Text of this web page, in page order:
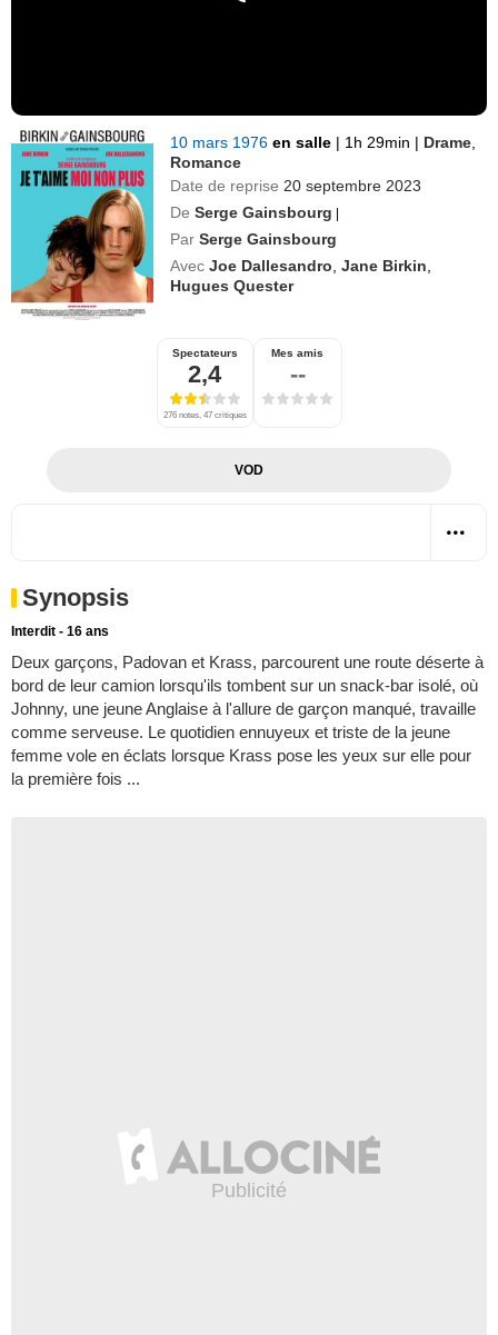
10 mars 1976en salle | 1h 29min | Drame
Romance
Date de reprise 20 septembre 2023
De Serge Gainsbourg |
Par Serge Gainsbourg
Avec Joe Dallesandro ,Jane Birkin
Hugues Quester
Spectateurs
2,4
276 notes, 47 critiques
Mes amis
--
VOD
Synopsis
Interdit - 16 ans
Deux garçons, Padovan et Krass, parcourent une route déserte à
bord de leur camion lorsqu'ils tombent sur un snack-bar isolé, où
Johnny, une jeune Anglaise à l'allure de garçon manqué, travaille
comme serveuse. Le quotidien ennuyeux et triste de la jeune
femme vole en éclats lorsque Krass pose les yeux sur elle pour
la première fois ...